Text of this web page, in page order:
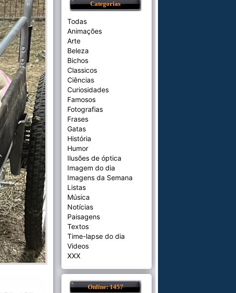
Categorias
Todas
Animações
Arte
Beleza
Bichos
Classicos
Ciências
Curiosidades
Famosos
Fotografias
Frases
Gatas
História
Humor
Ilusões de óptica
Imagem do dia
Imagens da Semana
Listas
Música
Notícias
Paisagens
Textos
Time-lapse do dia
Videos
XXX
Online: 1457